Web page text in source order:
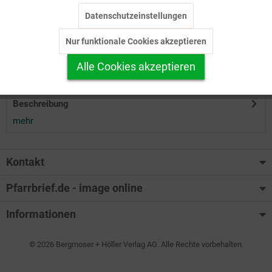
Herunterladen
Auf Ihren Merkzettel setzen
Beschreibung
mehr
Kontakt
Pfarrbrief.de - image online
Informationen
© 2026 Bergmoser + Höller Verlag AG. Alle Rechte vorbehalten.
Personalisierung Inaktiv
Service
Datenschutzeinstellungen
Nur funktionale Cookies akzeptieren
Alle Cookies akzeptieren